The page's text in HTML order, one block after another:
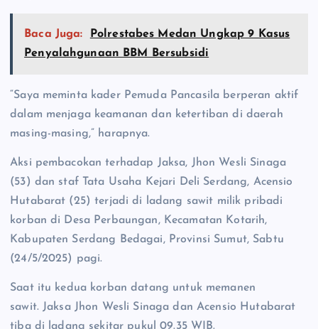
Baca Juga:
Polrestabes Medan Ungkap 9 Kasus
Penyalahgunaan BBM Bersubsidi
“Saya meminta kader Pemuda Pancasila berperan aktif
dalam menjaga keamanan dan ketertiban di daerah
masing-masing,” harapnya.
Aksi pembacokan terhadap Jaksa, Jhon Wesli Sinaga
(53) dan staf Tata Usaha Kejari Deli Serdang, Acensio
Hutabarat (25) terjadi di ladang sawit milik pribadi
korban di Desa Perbaungan, Kecamatan Kotarih,
Kabupaten Serdang Bedagai, Provinsi Sumut, Sabtu
(24/5/2025) pagi.
Saat itu kedua korban datang untuk memanen
sawit. Jaksa Jhon Wesli Sinaga dan Acensio Hutabarat
tiba di ladang sekitar pukul 09.35 WIB.